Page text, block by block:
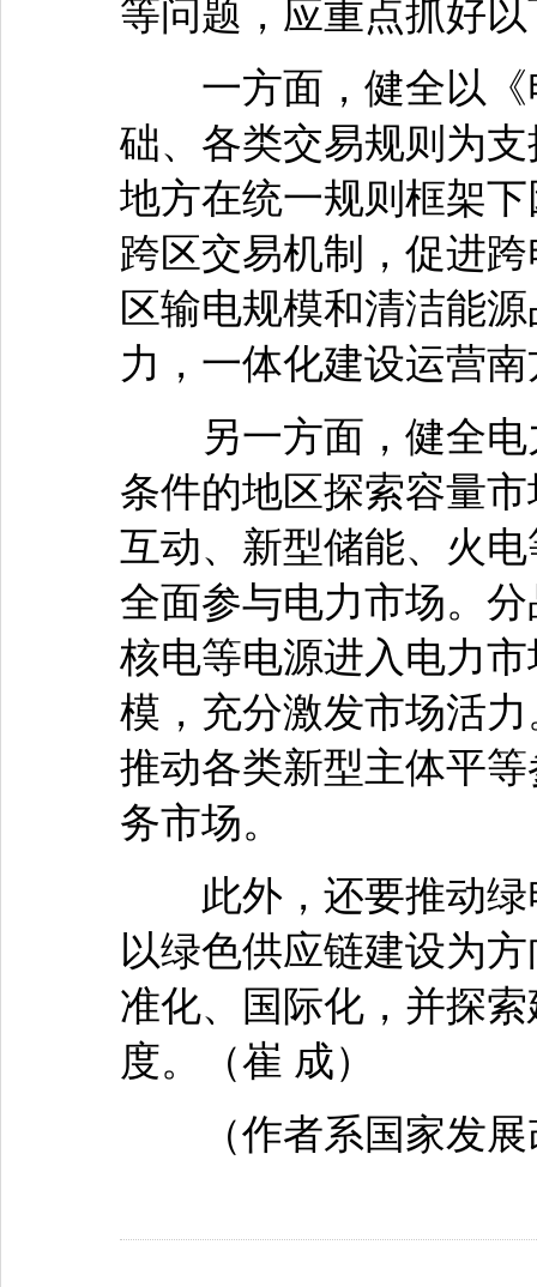
等问题，应重点抓好
一方面，健全以《
础、各类交易规则为
地方在统一规则框架
跨区交易机制，促进
区输电规模和清洁能
力，一体化建设运营
另一方面，健全电
条件的地区探索容量
互动、新型储能、火
全面参与电力市场。
核电等电源进入电力
模，充分激发市场活
推动各类新型主体平
务市场。
此外，还要推动绿
以绿色供应链建设为
准化、国际化，并探
度。（崔 成）
（作者系国家发展